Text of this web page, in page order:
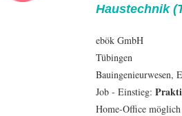
Haustechnik
ebök GmbH
Tübingen
Bauingenieurwesen,
Job - Einstieg:
Home-Office möglich